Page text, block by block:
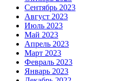
Сентябрь 2023
Август 2023
Июль 2023
Май 2023
Апрель 2023
Март 2023
Февраль 2023
Январь 2023